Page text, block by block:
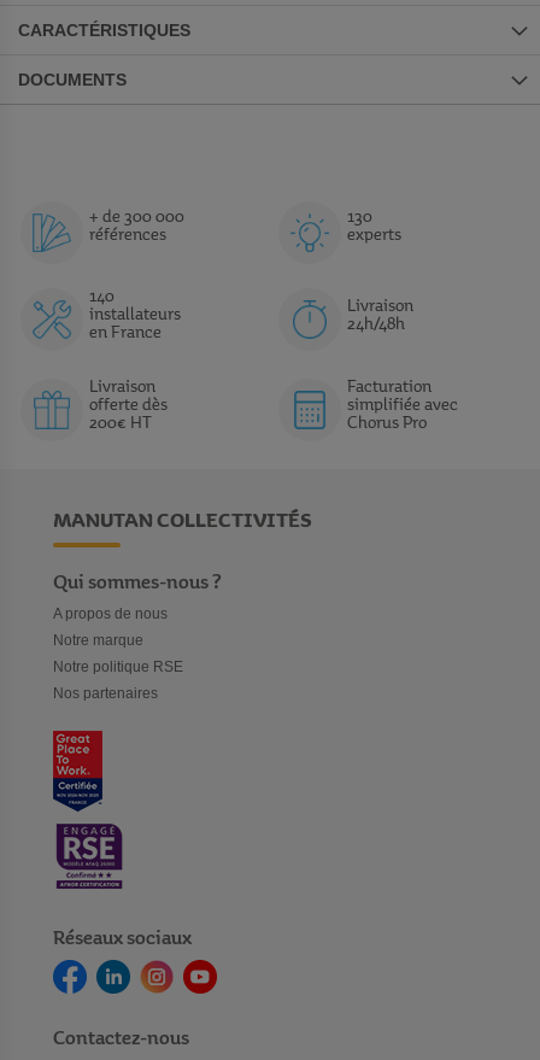
CARACTÉRISTIQUES
DOCUMENTS
+ de 300 000
références
130
experts
140
installateurs
en France
Livraison
24h/48h
Livraison
offerte dès
200€ HT
Facturation
simplifiée avec
Chorus Pro
MANUTAN COLLECTIVITÉS
Qui sommes-nous ?
A propos de nous
Notre marque
Notre politique RSE
Nos partenaires
Réseaux sociaux
Contactez-nous